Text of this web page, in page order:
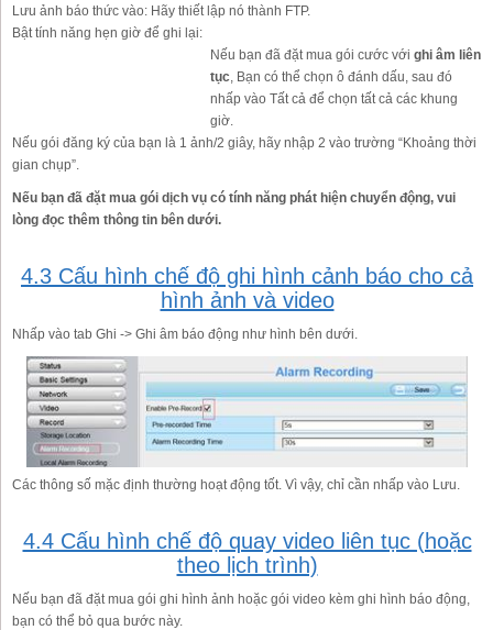
Lưu ảnh báo thức vào: Hãy thiết lập nó thành FTP.
Bật tính năng hẹn giờ để ghi lại:
Nếu bạn đã đặt mua gói cước với ghi âm liên
tục, Bạn có thể chọn ô đánh dấu, sau đó
nhấp vào Tất cả để chọn tất cả các khung
giờ.
Nếu gói đăng ký của bạn là 1 ảnh/2 giây, hãy nhập 2 vào trường “Khoảng thời
gian chụp”.
Nếu bạn đã đặt mua gói dịch vụ có tính năng phát hiện chuyển động, vui
lòng đọc thêm thông tin bên dưới.
4.3 Cấu hình chế độ ghi hình cảnh báo cho cả
hình ảnh và video
Nhấp vào tab Ghi -> Ghi âm báo động như hình bên dưới.
Các thông số mặc định thường hoạt động tốt. Vì vậy, chỉ cần nhấp vào Lưu.
4.4 Cấu hình chế độ quay video liên tục (hoặc
theo lịch trình)
Nếu bạn đã đặt mua gói ghi hình ảnh hoặc gói video kèm ghi hình báo động,
bạn có thể bỏ qua bước này.